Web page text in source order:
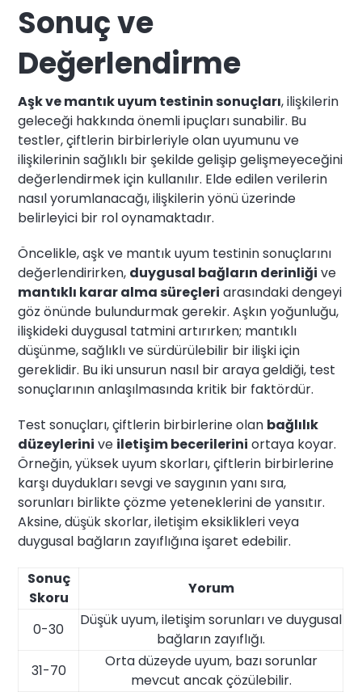
Sonuç ve
Değerlendirme
Aşk ve mantık uyum testinin sonuçları, ilişkilerin
geleceği hakkında önemli ipuçları sunabilir. Bu
testler, çiftlerin birbirleriyle olan uyumunu ve
ilişkilerinin sağlıklı bir şekilde gelişip gelişmeyeceğini
değerlendirmek için kullanılır. Elde edilen verilerin
nasıl yorumlanacağı, ilişkilerin yönü üzerinde
belirleyici bir rol oynamaktadır.
Öncelikle, aşk ve mantık uyum testinin sonuçlarını
değerlendirirken, duygusal bağların derinliği ve
mantıklı karar alma süreçleri arasındaki dengeyi
göz önünde bulundurmak gerekir. Aşkın yoğunluğu,
ilişkideki duygusal tatmini artırırken; mantıklı
düşünme, sağlıklı ve sürdürülebilir bir ilişki için
gereklidir. Bu iki unsurun nasıl bir araya geldiği, test
sonuçlarının anlaşılmasında kritik bir faktördür.
Test sonuçları, çiftlerin birbirlerine olan bağlılık
düzeylerini ve iletişim becerilerini ortaya koyar.
Örneğin, yüksek uyum skorları, çiftlerin birbirlerine
karşı duydukları sevgi ve saygının yanı sıra,
sorunları birlikte çözme yeteneklerini de yansıtır.
Aksine, düşük skorlar, iletişim eksiklikleri veya
duygusal bağların zayıflığına işaret edebilir.
Sonuç
Skoru
Yorum
0-30
Düşük uyum, iletişim sorunları ve duygusal
bağların zayıflığı.
31-70
Orta düzeyde uyum, bazı sorunlar
mevcut ancak çözülebilir.